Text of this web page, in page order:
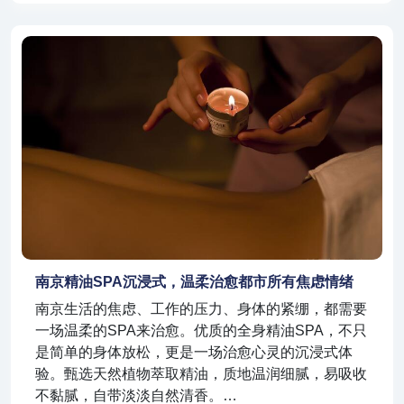
南京精油SPA沉浸式，温柔治愈都市所有焦虑情绪
南京生活的焦虑、工作的压力、身体的紧绷，都需要
一场温柔的SPA来治愈。优质的全身精油SPA，不只
是简单的身体放松，更是一场治愈心灵的沉浸式体
验。甄选天然植物萃取精油，质地温润细腻，易吸收
不黏腻，自带淡淡自然清香。…